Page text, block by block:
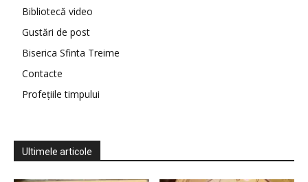
Bibliotecă video
Gustări de post
Biserica Sfinta Treime
Contacte
Profețiile timpului
Ultimele articole